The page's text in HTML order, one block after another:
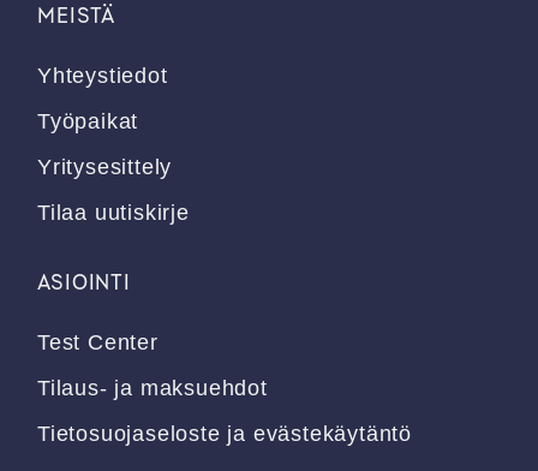
MEISTÄ
Yhteystiedot
Työpaikat
Yritysesittely
Tilaa uutiskirje
ASIOINTI
Test Center
Tilaus- ja maksuehdot
Tietosuojaseloste ja evästekäytäntö